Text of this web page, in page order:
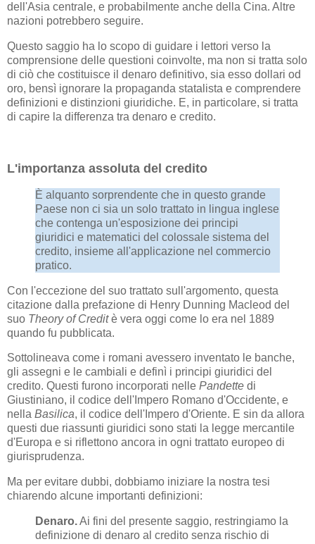
dell'Asia centrale, e probabilmente anche della Cina. Altre
nazioni potrebbero seguire.
Questo saggio ha lo scopo di guidare i lettori verso la
comprensione delle questioni coinvolte, ma non si tratta solo
di ciò che costituisce il denaro definitivo, sia esso dollari od
oro, bensì ignorare la propaganda statalista e comprendere
definizioni e distinzioni giuridiche. E, in particolare, si tratta
di capire la differenza tra denaro e credito.
L'importanza assoluta del credito
È alquanto sorprendente che in questo grande
Paese non ci sia un solo trattato in lingua inglese
che contenga un'esposizione dei principi
giuridici e matematici del colossale sistema del
credito, insieme all'applicazione nel commercio
pratico.
Con l'eccezione del suo trattato sull'argomento, questa
citazione dalla prefazione di Henry Dunning Macleod del
suo Theory of Creditè vera oggi come lo era nel 1889
quando fu pubblicata.
Sottolineava come i romani avessero inventato le banche,
gli assegni e le cambiali e definì i principi giuridici del
credito. Questi furono incorporati nelle Pandette di
Giustiniano, il codice dell'Impero Romano d'Occidente, e
nella Basilica, il codice dell'Impero d'Oriente. E sin da allora
questi due riassunti giuridici sono stati la legge mercantile
d'Europa e si riflettono ancora in ogni trattato europeo di
giurisprudenza.
Ma per evitare dubbi, dobbiamo iniziare la nostra tesi
chiarendo alcune importanti definizioni:
Denaro.Ai fini del presente saggio, restringiamo la
definizione di denaro al credito senza rischio di